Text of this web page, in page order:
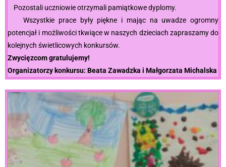
Pozostali uczniowie otrzymali pamiątkowe dyplomy.
Wszystkie prace były piękne i mając na uwadze ogromny
potencjał i możliwości tkwiące w naszych dzieciach zapraszamy do
kolejnych świetlicowych konkursów.
Zwycięzcom gratulujemy!
Organizatorzy konkursu: Beata Zawadzka i Małgorzata Michalska